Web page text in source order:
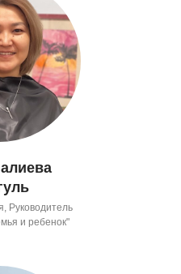
Руководитель
и ребенок"